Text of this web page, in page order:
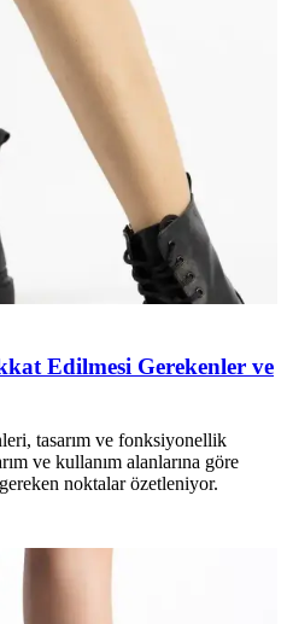
Edilmesi Gerekenler ve
tasarım ve fonksiyonellik
ve kullanım alanlarına göre
noktalar özetleniyor.